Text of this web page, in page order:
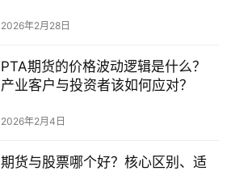
2026年2月28日
PTA期货的价格波动逻辑是什么？
产业客户与投资者该如何应对？
2026年2月4日
期货与股票哪个好？核心区别、适